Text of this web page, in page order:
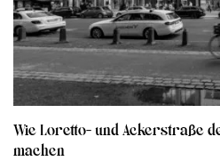
Wie Loretto- und Ackerstraße
machen